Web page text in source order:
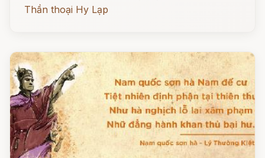
Thần thoại Hy Lạp